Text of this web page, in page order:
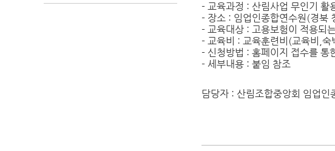
- 교육과정 : 산림사업 무인기 활
- 장소 : 임업인종합연수원(경북
- 교육대상 : 고용보험이 적용되
- 교육비 : 교육훈련비(교육비,
- 신청방법 : 홈페이지 접수를 통
- 세부내용 : 붙임 참조
담당자 : 산림조합중앙회 임업